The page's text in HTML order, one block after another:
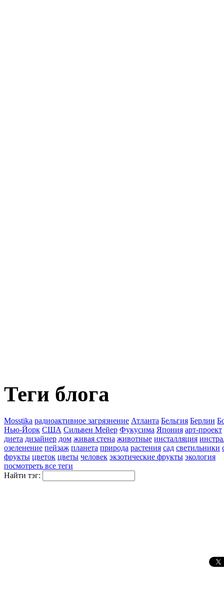
Теги блога
Mosstika pадиоактивное загрязнение Атланта Бельгия Берлин
Нью-Йорк США Сильвен Мейер Фукусима Япония арт-проект
диета дизайнер дом живая стена животные инсталляция
озеленение пейзаж планета природа растения сад светильники
фрукты цветок цветы человек экзотические фрукты экология
посмотреть все теги
Найти тэг: